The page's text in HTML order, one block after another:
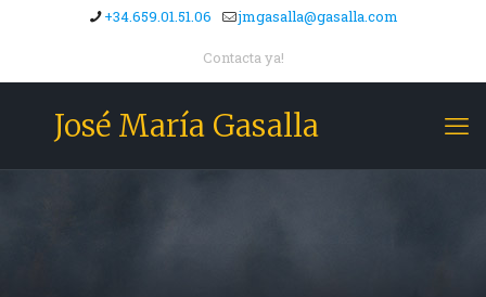
+34.659.01.51.06 jmgasalla@gasalla.com
Contacta ya!
José María Gasalla